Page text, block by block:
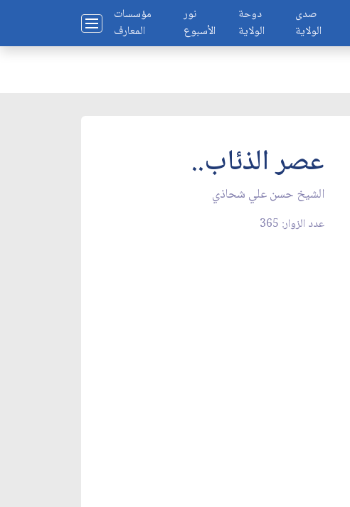
مؤسسات
المعارف
نور
الأسبوع
دوحة
الولاية
صدى
الولاية
عصر الذئاب..
الشيخ حسن علي شحاذي
عدد الزوار: 365